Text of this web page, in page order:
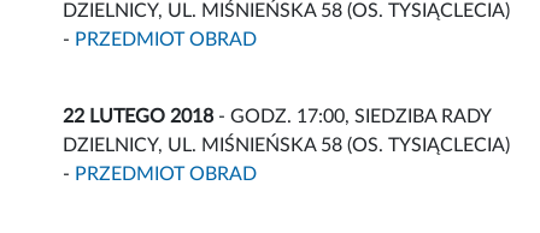
DZIELNICY, UL. MIŚNIEŃSKA 58 (OS. TYSIĄCLECIA)
- PRZEDMIOT OBRAD
22 LUTEGO 2018- GODZ. 17:00, SIEDZIBA RADY
DZIELNICY, UL. MIŚNIEŃSKA 58 (OS. TYSIĄCLECIA)
- PRZEDMIOT OBRAD